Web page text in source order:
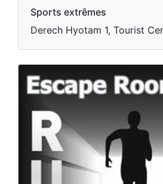
Sports extrêmes
Derech Hyotam 1, Tourist